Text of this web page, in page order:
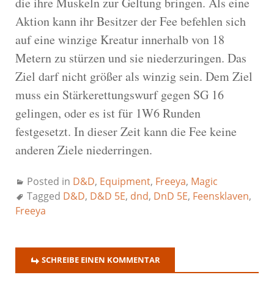
Aktion kann ihr Besitzer der Fee befehlen sich
auf eine winzige Kreatur innerhalb von 18
Metern zu stürzen und sie niederzuringen. Das
Ziel darf nicht größer als winzig sein. Dem Ziel
muss ein Stärkerettungswurf gegen SG 16
gelingen, oder es ist für 1W6 Runden
festgesetzt. In dieser Zeit kann die Fee keine
anderen Ziele niederringen.
Posted in D&D, Equipment, Freeya, Magic
Tagged D&D, D&D 5E, dnd, DnD 5E, Feensklaven,
Freeya
SCHREIBE EINEN KOMMENTAR